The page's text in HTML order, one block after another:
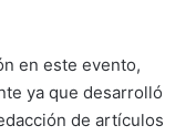
en este evento,
ya que desarrolló
de artículos